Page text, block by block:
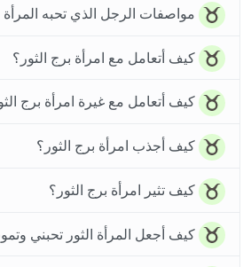
مواصفات الرجل الذي تحبه المرأة
كيف أتعامل مع امرأة برج الثور؟
كيف أتعامل مع غيرة امرأة برج
كيف أجذب امرأة برج الثور؟
كيف تثير امرأة برج الثور؟
كيف أجعل المرأة الثور تحبني